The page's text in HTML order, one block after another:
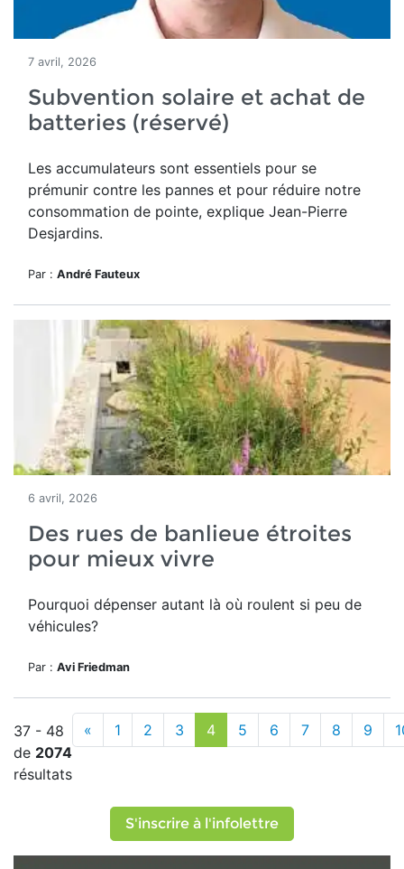
7 avril, 2026
Subvention solaire et achat de
batteries (réservé)
Les accumulateurs sont essentiels pour se
prémunir contre les pannes et pour réduire notre
consommation de pointe, explique Jean-Pierre
Desjardins.
Par : André Fauteux
6 avril, 2026
Des rues de banlieue étroites
pour mieux vivre
Pourquoi dépenser autant là où roulent si peu de
véhicules?
Par : Avi Friedman
37 - 48
de 2074
résultats
« 1 2 3 4 5 6 7 8 9
S'inscrire à l'infolettre